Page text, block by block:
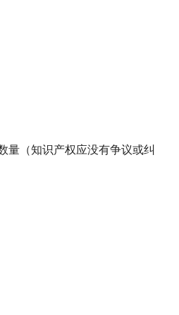
量（知识产权应没有争议或纠